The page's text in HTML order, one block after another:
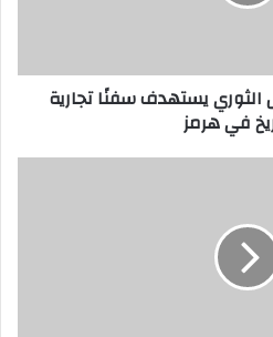
يستهدف سفنًا تجارية
في هرمز